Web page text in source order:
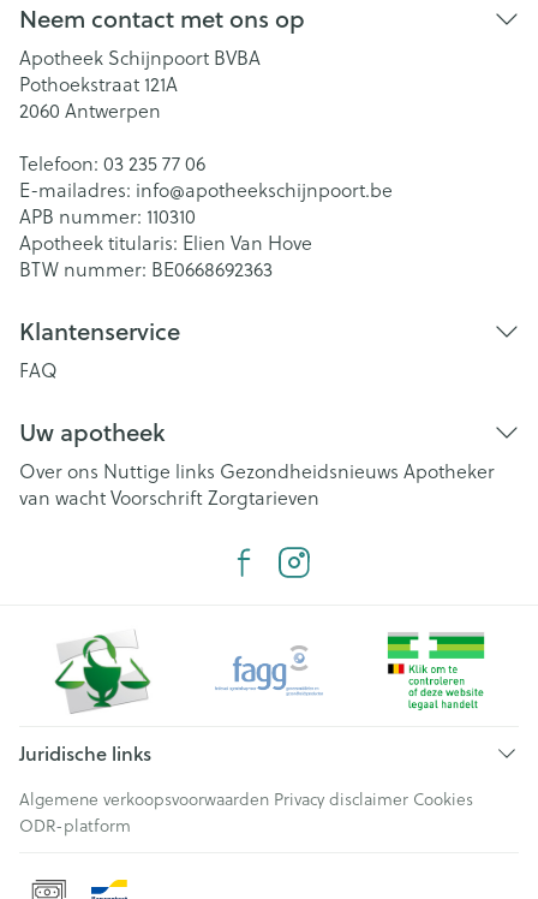
Neem contact met ons op
Apotheek Schijnpoort BVBA
Pothoekstraat 121A
2060 Antwerpen
Telefoon: 03 235 77 06
E-mailadres: info@apotheekschijnpoort.be
APB nummer: 110310
Apotheek titularis: Elien Van Hove
BTW nummer: BE0668692363
Klantenservice
FAQ
Uw apotheek
Over ons Nuttige links Gezondheidsnieuws Apotheker
van wachtVoorschriftZorgtarieven
Juridische links
Algemene verkoopsvoorwaarden Privacy disclaimer Cookies
ODR-platform